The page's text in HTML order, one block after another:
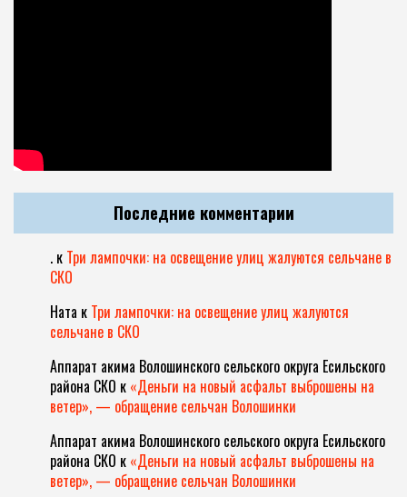
Последние комментарии
. к Три лампочки: на освещение улиц жалуются сельчане в
СКО
Ната к Три лампочки: на освещение улиц жалуются
сельчане в СКО
Аппарат акима Волошинского сельского округа Есильского
района СКО к «Деньги на новый асфальт выброшены на
ветер», — обращение сельчан Волошинки
Аппарат акима Волошинского сельского округа Есильского
района СКО к «Деньги на новый асфальт выброшены на
ветер», — обращение сельчан Волошинки